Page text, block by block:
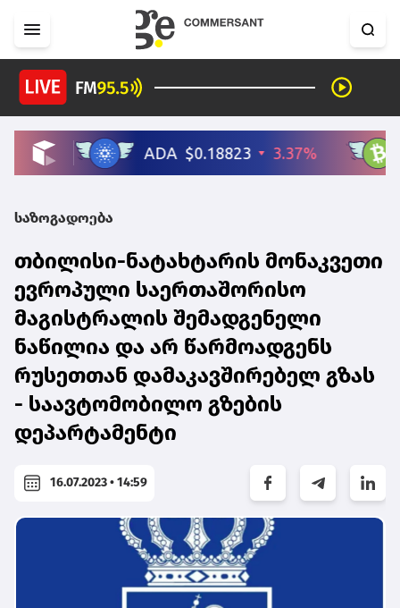
საზოგადოება
თბილისი-ნატახტარის მონაკვეთი
ევროპული საერთაშორისო
მაგისტრალის შემადგენელი
ნაწილია და არ წარმოადგენს
რუსეთთან დამაკავშირებელ გზას
- საავტომობილო გზების
დეპარტამენტი
16.07.2023 • 14:59